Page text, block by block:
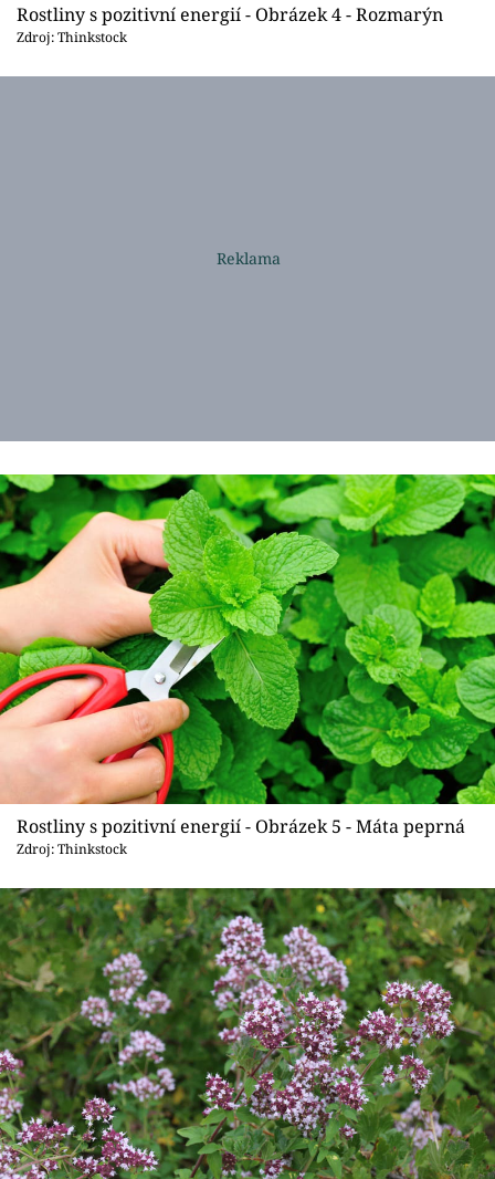
Rostliny s pozitivní energií - Obrázek 4 - Rozmarýn
Zdroj: Thinkstock
Rostliny s pozitivní energií - Obrázek 5 - Máta peprná
Zdroj: Thinkstock